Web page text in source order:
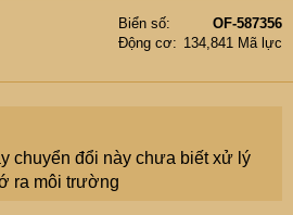
Biển số
OF-587356
Động cơ
134,841 Mã lực
chuyển đổi này chưa biết xử lý
ra môi trường